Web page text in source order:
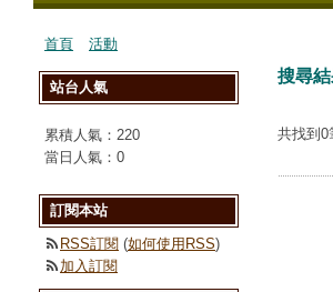
首頁 活動
搜尋
共找到0
站台人氣
累積人氣： 220
當日人氣： 0
訂閱本站
RSS訂閱 (如何使用RSS)
加入訂閱